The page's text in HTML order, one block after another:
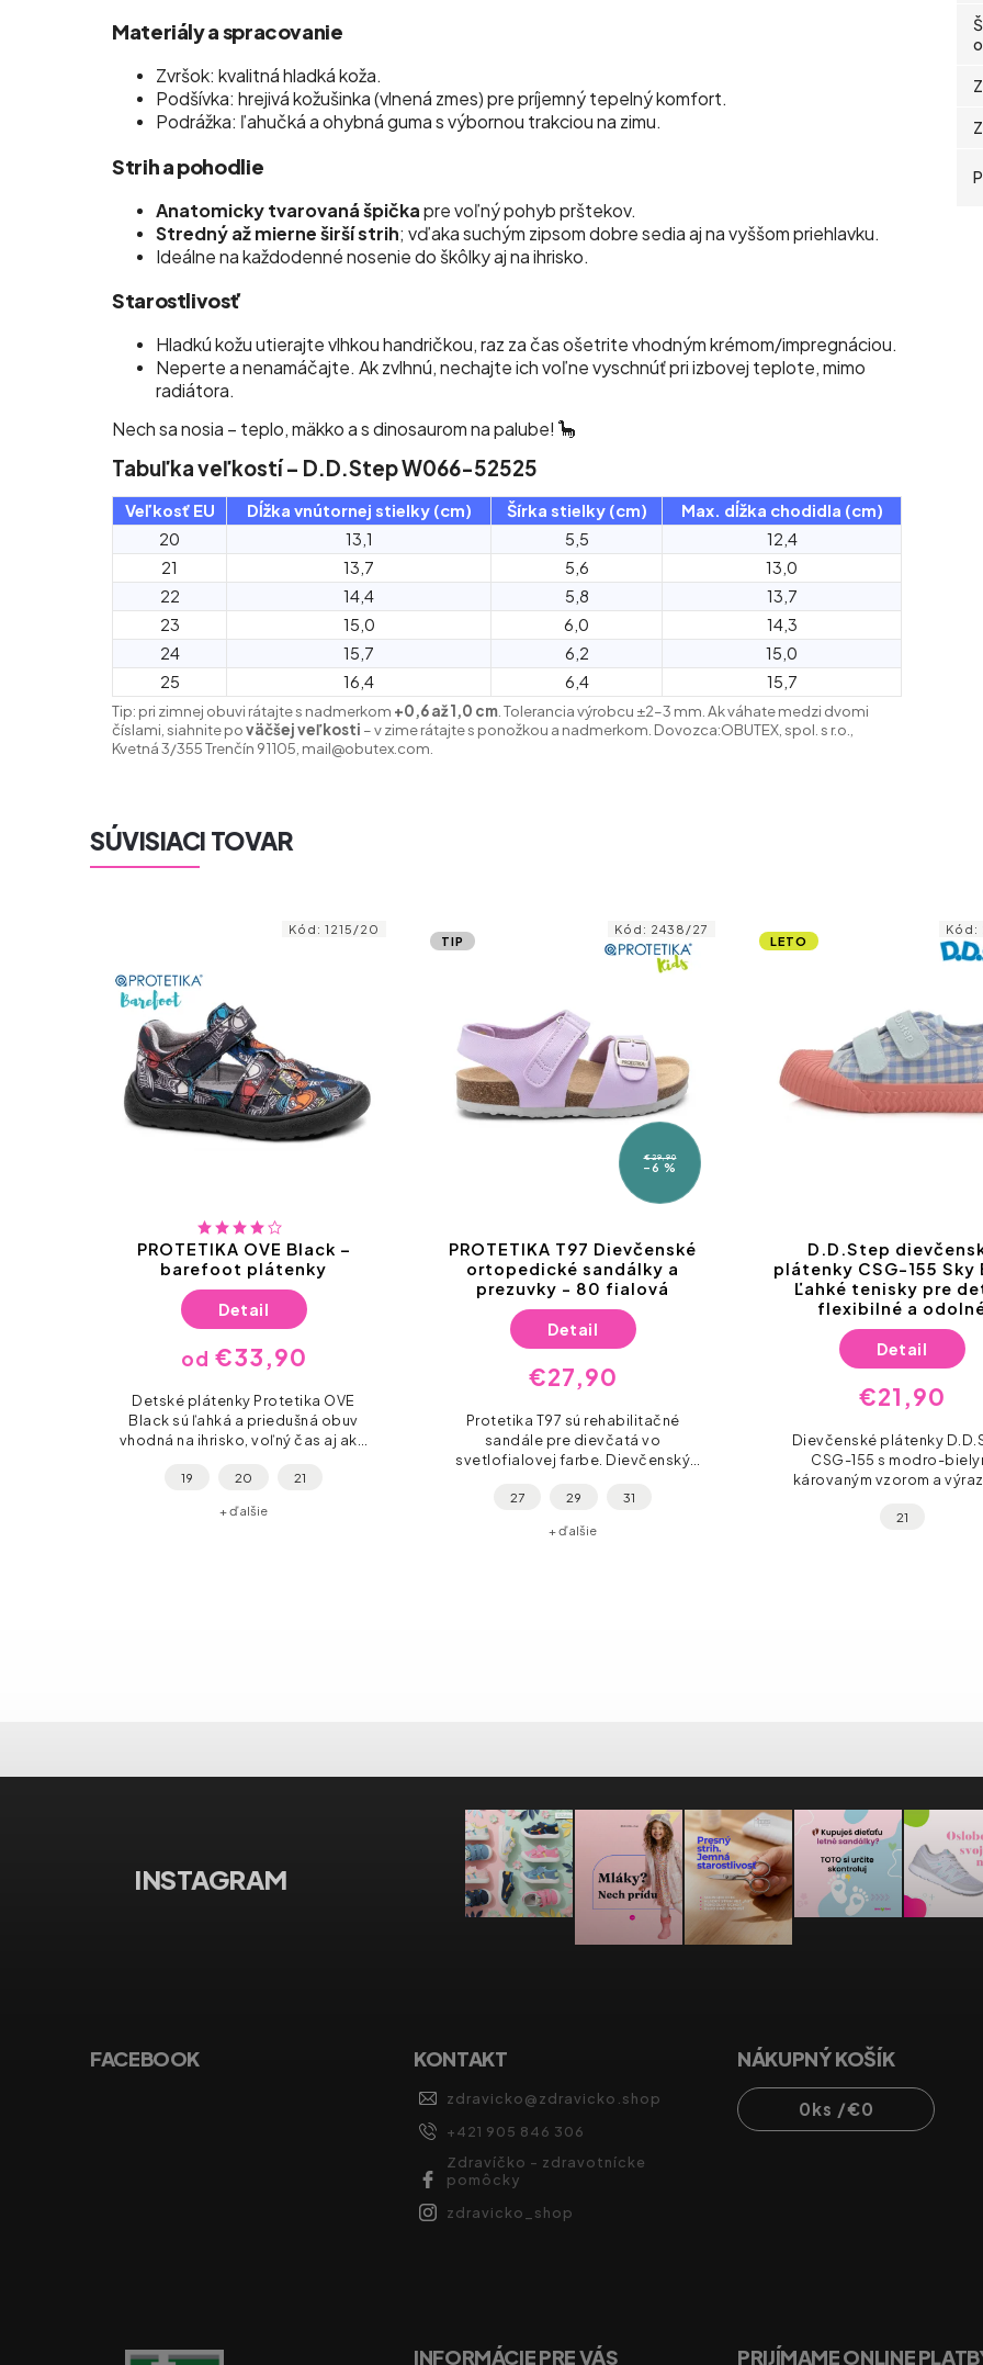
Materiály a spracovanie
Zvršok: kvalitná hladká koža.
Podšívka: hrejivá kožušinka (vlnená zmes) pre príjemný tepelný komfort.
Podrážka: ľahučká a ohybná guma s výbornou trakciou na zimu.
Strih a pohodlie
Anatomicky tvarovaná špičkapre voľný pohyb prštekov.
Stredný až mierne širší strih; vďaka suchým zipsom dobre sedia aj na vyššom priehlavku.
Ideálne na každodenné nosenie do škôlky aj na ihrisko.
Starostlivosť
Hladkú kožu utierajte vlhkou handričkou, raz za čas ošetrite vhodným krémom/impregnáciou.
Neperte a nenamáčajte. Ak zvlhnú, nechajte ich voľne vyschnúť pri izbovej teplote, mimo
radiátora.
Nech sa nosia – teplo, mäkko a s dinosaurom na palube! 🦕
Tabuľka veľkostí – D.D.Step W066-52525
Veľkosť EU Dĺžka vnútornej stielky (cm) Šírka stielky (cm)
Max. dĺžka chodidla (cm)
20
13,1 5,5
12,4
21
13,7 5,6
13,0
22
14,4 5,8
13,7
23
15,0 6,0
14,3
24
15,7 6,2
15,0
25
16,4 6,4 15,7
Tip: pri zimnej obuvi rátajte s nadmerkom +0,6 až 1,0 cm . Tolerancia výrobcu ±2–3 mm. Ak váhate medzi dvomi
číslami, siahnite poväčšej veľkosti – v zime rátajte s ponožkou a nadmerkom. Dovozca:OBUTEX, spol. s r.o.,
Kvetná 3/355 Trenčín 91105, mail@obutex.com.
SÚVISIACI TOVAR
PROTETIKA OVE Black –
barefoot plátenky
od €33,90
Detail
Detské plátenky Protetika OVE
Black sú ľahká a priedušná obuv
vhodná na ihrisko, voľný čas aj ako
voľba pre rodičov, ktorí chcú deťom
19 20 21
+ ďalšie
Kód: 1215/20
TIP
€29,90
–6 %
PROTETIKA T97 Dievčenské
ortopedické sandálky a
prezuvky - 80 fialová
€27,90
Detail
Protetika T97 sú rehabilitačné
sandále pre dievčatá vo
svetlofialovej farbe. Dievčenský
svetlá podrážka, ktorú väčšina škôl
27 29 31
+ ďalšie
Kód: 2438/27
LETO
D.D.Step
plátenky CSG-155 Sky
Ľahké tenisky pre
flexibilné a
€21,90
Detail
Dievčenské plátenky
CSG-155 s modro-
károvaným vzorom a
zvršok, vyberateľná
21
Kód:
INSTAGRAM
FACEBOOK KONTAKT
zdravicko@zdravicko.shop
+421 905 846 306
Zdravíčko - zdravotnícke
pomôcky
zdravicko_shop
NÁKUPNÝ KOŠÍK
0ks /€0
INFORMÁCIE PRE VÁS PRIJÍMAME ONLINE